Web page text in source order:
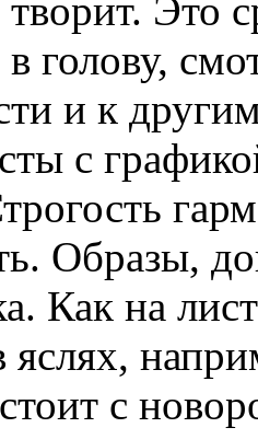
творит. Это
голову,
и к
с
Образы,
Как на
яслях,
стоит с